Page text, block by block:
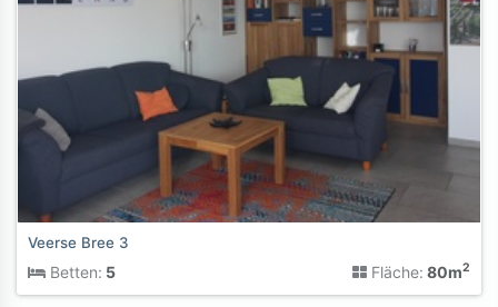
Veerse Bree 3
Betten: 5 Fläche: 80m2